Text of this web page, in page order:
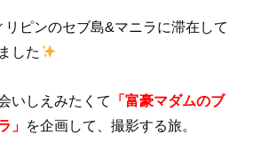
ピンのセブ島&マニラに滞在して
した
いしえみたくて
「富豪マダムのブ
」 を企画して、撮影する旅。